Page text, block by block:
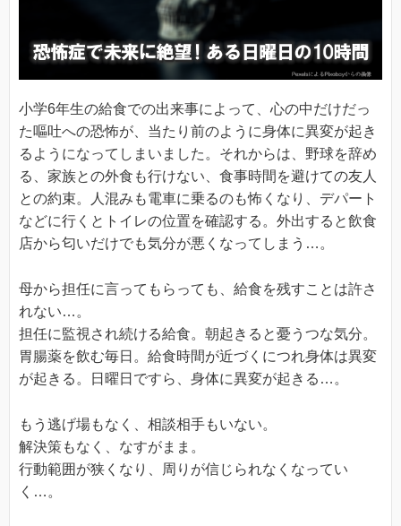
小学6年生の給食での出来事によって、心の中だけだっ
た嘔吐への恐怖が、当たり前のように身体に異変が起き
るようになってしまいました。それからは、野球を辞め
る、家族との外食も行けない、食事時間を避けての友人
との約束。人混みも電車に乗るのも怖くなり、デパート
などに行くとトイレの位置を確認する。外出すると飲食
店から匂いだけでも気分が悪くなってしまう…。
母から担任に言ってもらっても、給食を残すことは許さ
れない…。
担任に監視され続ける給食。朝起きると憂うつな気分。
胃腸薬を飲む毎日。給食時間が近づくにつれ身体は異変
が起きる。日曜日ですら、身体に異変が起きる…。
もう逃げ場もなく、相談相手もいない。
解決策もなく、なすがまま。
行動範囲が狭くなり、周りが信じられなくなってい
く…。